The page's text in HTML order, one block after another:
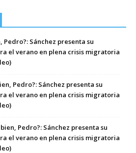
Pedro?: Sánchez presenta su
el verano en plena crisis migratoria
Pedro?: Sánchez presenta su
el verano en plena crisis migratoria
Pedro?: Sánchez presenta su
el verano en plena crisis migratoria